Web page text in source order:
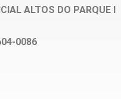
ALTOS DO PARQUE I
0086